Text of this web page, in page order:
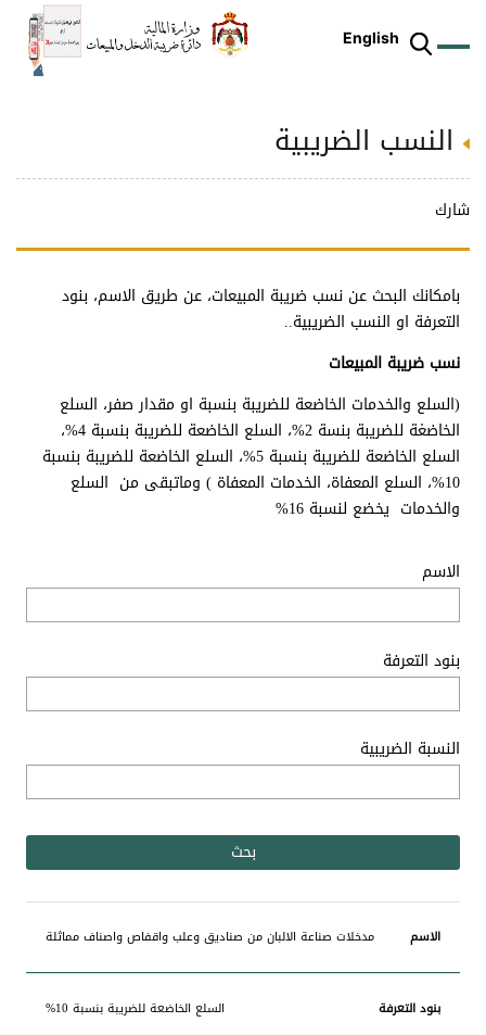
English
النسب الضريبية
شارك
بامكانك البحث عن نسب ضريبة المبيعات، عن طريق الاسم، بنود
التعرفة او النسب الضريبية..
نسب ضريبة المبيعات
(السلع والخدمات الخاضعة للضريبة بنسبة او مقدار صفر، السلع
الخاضغة للضريبة بنسة 2%، السلع الخاضعة للضريبة بنسبة 4%،
السلع الخاضعة للضريبة بنسبة 5%، السلع الخاضعة للضريبة بنسبة
10%، السلع المعفاة، الخدمات المعفاة ) وماتبقى من السلع
والخدمات يخضع لنسبة 16%
الاسم
بنود التعرفة
النسبة الضريبية
الاسم
بنود النسبة
الضريبية
مدخلات صناعة الالبان من صناديق وعلب واقفاص واصناف مماثلة
السلع الخاضعة للضريبة بنسبة 10%